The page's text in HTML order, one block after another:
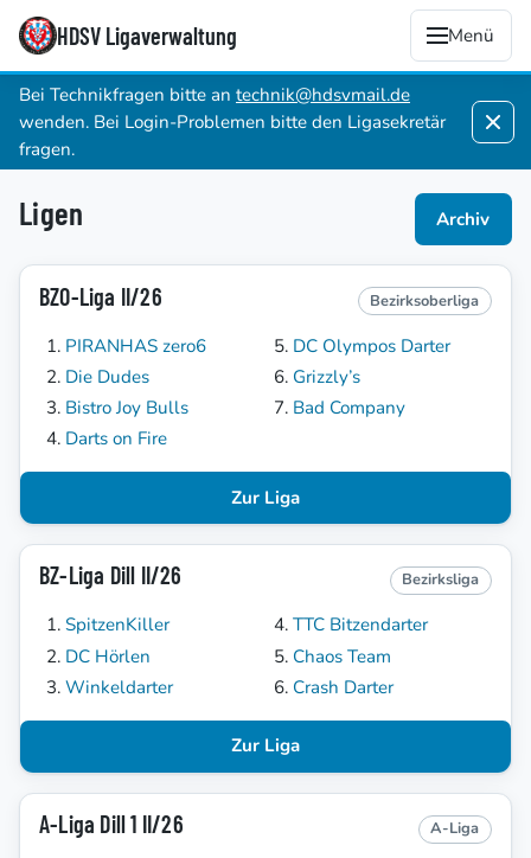
HDSV Ligaverwaltung Menü
Bei Technikfragen bitte an technik@hdsvmail.de
wenden. Bei Login-Problemen bitte den Ligasekretär
fragen.
Ligen Archiv
BZO-Liga II/26 Bezirksoberliga
PIRANHAS zero6
Die Dudes
Bistro Joy Bulls
Darts on Fire
DC Olympos Darter
Grizzly’s
Bad Company
Zur Liga
BZ-Liga Dill II/26 Bezirksliga
SpitzenKiller
DC Hörlen
Winkeldarter
TTC Bitzendarter
Chaos Team
Crash Darter
Zur Liga
A-Liga Dill 1 II/26 A-Liga